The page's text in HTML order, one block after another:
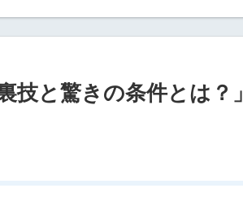
技と驚きの条件とは？」